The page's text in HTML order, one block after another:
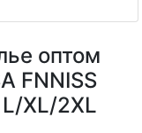
оптом
FNNISS
XL/2XL